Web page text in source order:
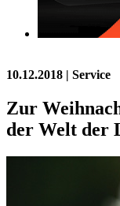
10.12.2018 | Service
Zur
der Welt der